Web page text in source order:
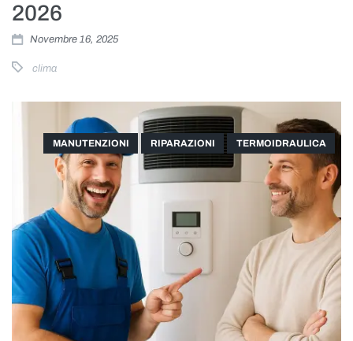
2026
Novembre 16, 2025
clima
MANUTENZIONI RIPARAZIONI TERMOIDRAULICA